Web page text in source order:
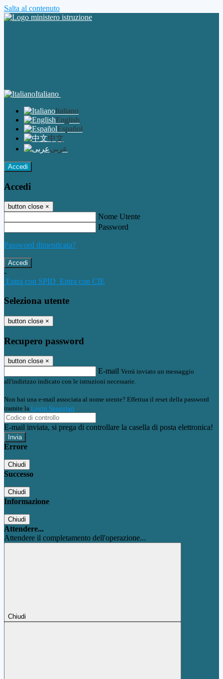
Salta al contenuto
Italiano
Italiano
English
Español
中文
عربى
Accedi
Accedi
button close ×
Nome Utente
Password
Password dimenticata?
-
Entra con SPID Entra con CIE
Seleziona utente
button close ×
Recupero password
button close ×
E-mail Verrà inviato un messaggio
all'indirizzo indicato con le istruzioni necessarie.
Non hai una e-mail associata al nome utente? Effettua il reset della password
tramite la Login Spaggiari
E-mail inviata, si prega di controllare la casella di posta elettronica!
Errore
Chiudi
Successo
Chiudi
Informazione
Chiudi
Attendere...
Attendere il completamento dell'operazione...
Chiudi